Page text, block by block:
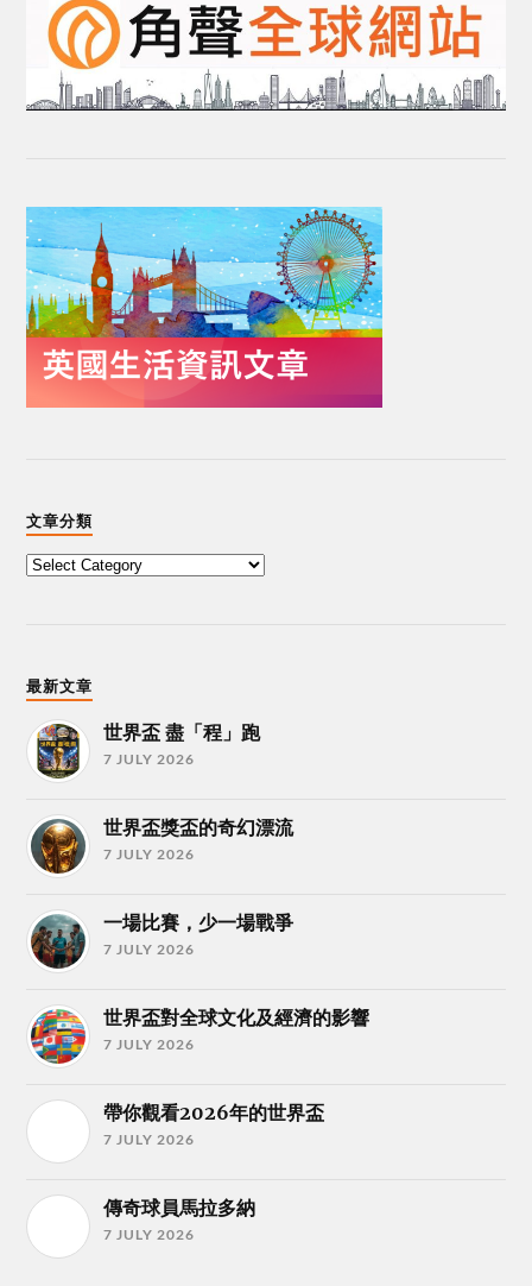
文章分類
最新文章
世界盃 盡「程」跑
7 JULY 2026
世界盃獎盃的奇幻漂流
7 JULY 2026
一場比賽，少一場戰爭
7 JULY 2026
世界盃對全球文化及經濟的影響
7 JULY 2026
帶你觀看2026年的世界盃
7 JULY 2026
傳奇球員馬拉多納
7 JULY 2026